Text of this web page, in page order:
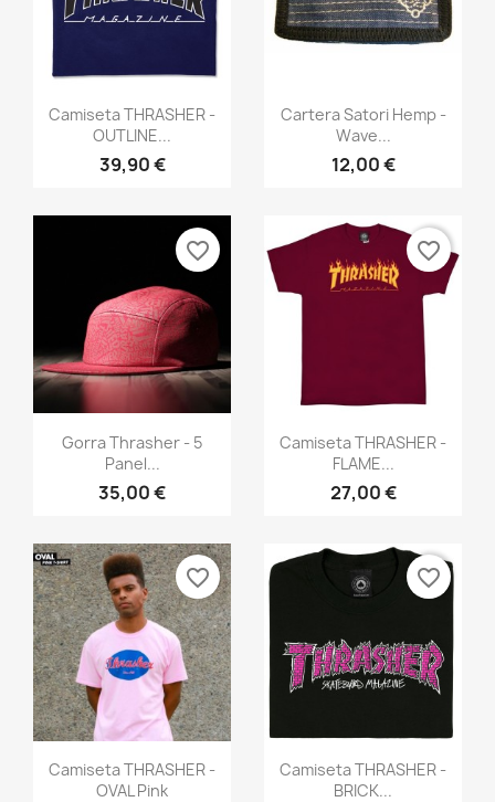
Vista rápida
Camiseta THRASHER -
OUTLINE...
39,90 €
Vista rápida
Cartera Satori Hemp -
Wave...
12,00 €
Vista rápida
Gorra Thrasher - 5
Panel...
35,00 €
favorite_border
Vista rápida
Camiseta THRASHER -
FLAME...
27,00 €
favorite_border
Vista rápida
Camiseta THRASHER -
OVAL Pink
favorite_border
Vista rápida
Camiseta THRASHER -
BRICK...
favorite_border